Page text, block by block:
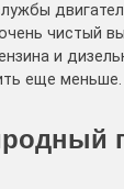
чистый
и
еще меньше.